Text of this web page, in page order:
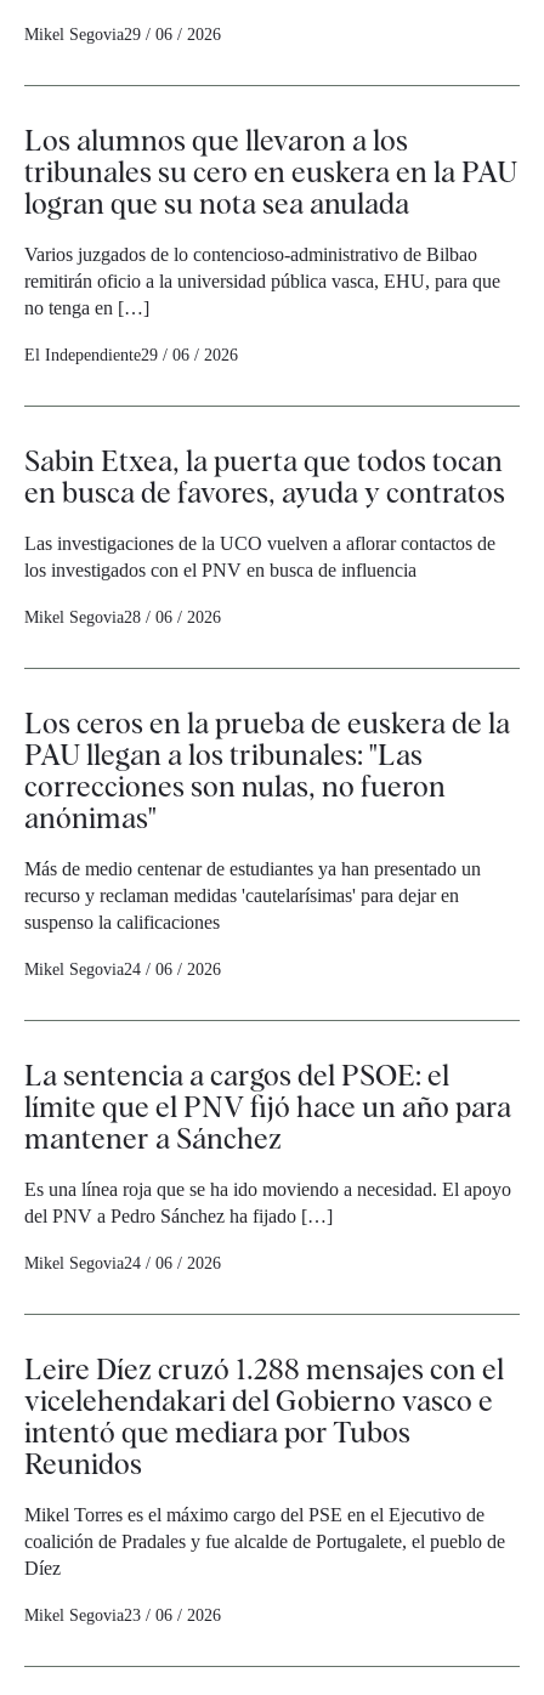
Mikel Segovia29 / 06 / 2026
Los alumnos que llevaron a los
tribunales su cero en euskera en la PAU
logran que su nota sea anulada
Varios juzgados de lo contencioso-administrativo de Bilbao
remitirán oficio a la universidad pública vasca, EHU, para que
no tenga en […]
El Independiente29 / 06 / 2026
Sabin Etxea, la puerta que todos tocan
en busca de favores, ayuda y contratos
Las investigaciones de la UCO vuelven a aflorar contactos de
los investigados con el PNV en busca de influencia
Mikel Segovia28 / 06 / 2026
Los ceros en la prueba de euskera de la
PAU llegan a los tribunales: "Las
correcciones son nulas, no fueron
anónimas"
Más de medio centenar de estudiantes ya han presentado un
recurso y reclaman medidas 'cautelarísimas' para dejar en
suspenso la calificaciones
Mikel Segovia24 / 06 / 2026
La sentencia a cargos del PSOE: el
límite que el PNV fijó hace un año para
mantener a Sánchez
Es una línea roja que se ha ido moviendo a necesidad. El apoyo
del PNV a Pedro Sánchez ha fijado […]
Mikel Segovia24 / 06 / 2026
Leire Díez cruzó 1.288 mensajes con el
vicelehendakari del Gobierno vasco e
intentó que mediara por Tubos
Reunidos
Mikel Torres es el máximo cargo del PSE en el Ejecutivo de
coalición de Pradales y fue alcalde de Portugalete, el pueblo de
Díez
Mikel Segovia23 / 06 / 2026